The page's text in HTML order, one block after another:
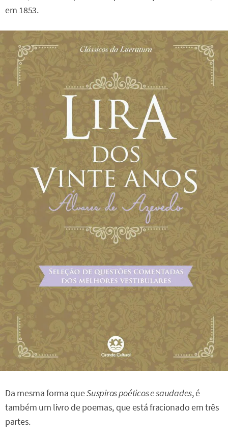
em 1853.
Da mesma forma queSuspiros poéticos e saudades, é
também um livro de poemas, que está fracionado em três
partes.